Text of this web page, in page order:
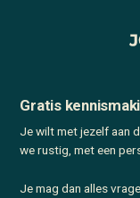
Gratis
Je wilt met jezelf aan
we rustig, met een
Je mag dan alles